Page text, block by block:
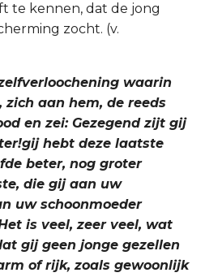
te kennen, dat de jong
zocht. (v.
waarin
aan hem, de reeds
en zei: Gezegend zijt gij
hebt deze laatste
beter, nog groter
die gij aan uw
uw schoonmoeder
is veel, zeer veel, wat
gij geen jonge gezellen
of rijk, zoals gewoonlijk